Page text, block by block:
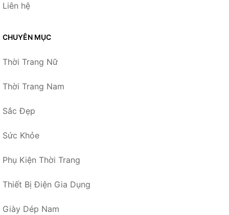
Liên hệ
CHUYÊN MỤC
Thời Trang Nữ
Thời Trang Nam
Sắc Đẹp
Sức Khỏe
Phụ Kiện Thời Trang
Thiết Bị Điện Gia Dụng
Giày Dép Nam